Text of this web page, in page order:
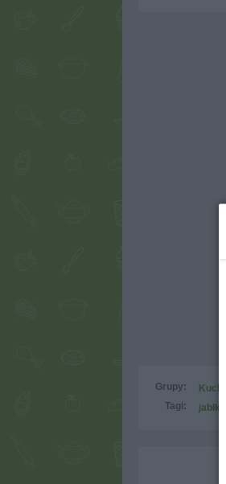
Grupy:
Tagi:
jabłko